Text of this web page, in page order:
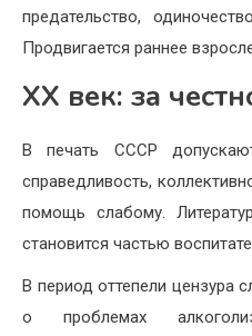
предательство,
Продвигается раннее
XX век: за
В печать СССР
справедливость,
помощь слабому.
становится частью
В период оттепели цензура
о проблемах